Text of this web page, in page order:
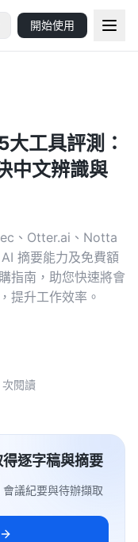
開始使用
工具評測：
中文辨識與
、Otter.ai、Notta
摘要能力及免費額
指南，助您快速將會
提升工作效率。
次閱讀
逐字稿與摘要
議紀要與待辦擷取